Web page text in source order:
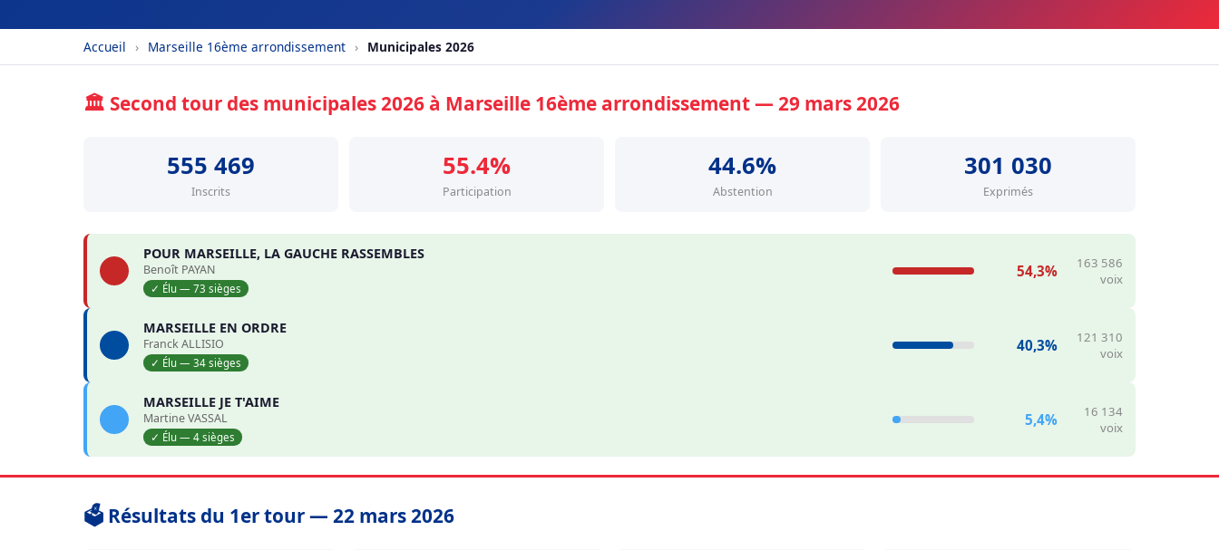
Accueil › Marseille 16ème arrondissement › Municipales 2026
🏛️ Second tour des municipales 2026 à Marseille 16ème arrondissement — 29 mars 2026
555 469
Inscrits
55.4%
Participation
44.6%
Abstention
301 030
Exprimés
POUR MARSEILLE, LA GAUCHE RASSEMBLES
Benoît PAYAN
✓ Élu — 73 sièges
54,3%
163 586
voix
MARSEILLE EN ORDRE
Franck ALLISIO
✓ Élu — 34 sièges
40,3%
121 310
voix
MARSEILLE JE T'AIME
Martine VASSAL
✓ Élu — 4 sièges
5,4%
16 134
voix
🗳️ Résultats du 1er tour — 22 mars 2026